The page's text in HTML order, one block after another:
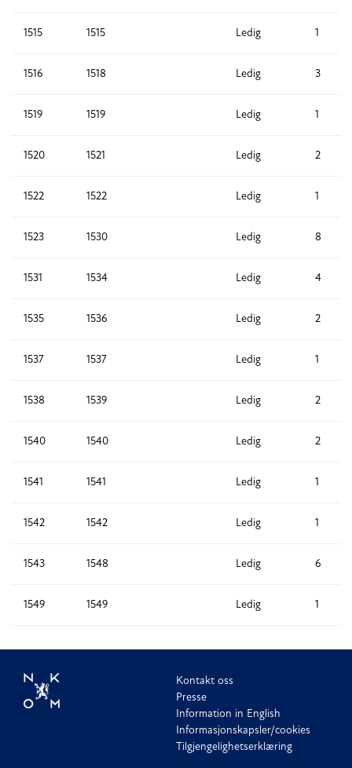
1515 1515 Ledig 1
1516 1518 Ledig 3
1519 1519 Ledig 1
1520 1521 Ledig 2
1522 1522 Ledig 1
1523 1530 Ledig 8
1531 1534 Ledig 4
1535 1536 Ledig 2
1537 1537 Ledig 1
1538 1539 Ledig 2
1540 1540 Ledig 2
1541 1541 Ledig 1
1542 1542 Ledig 1
1543 1548 Ledig 6
1549 1549 Ledig 1
Kontakt oss
Presse
Information in English
Informasjonskapsler/cookies
Tilgjengelighetserklæring